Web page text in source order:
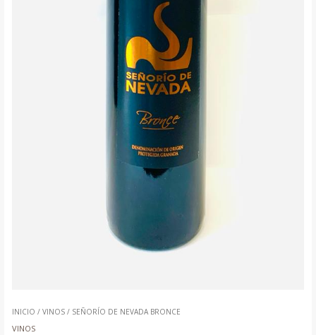
INICIO / VINOS/ SEÑORÍO DE NEVADA BRONCE
VINOS